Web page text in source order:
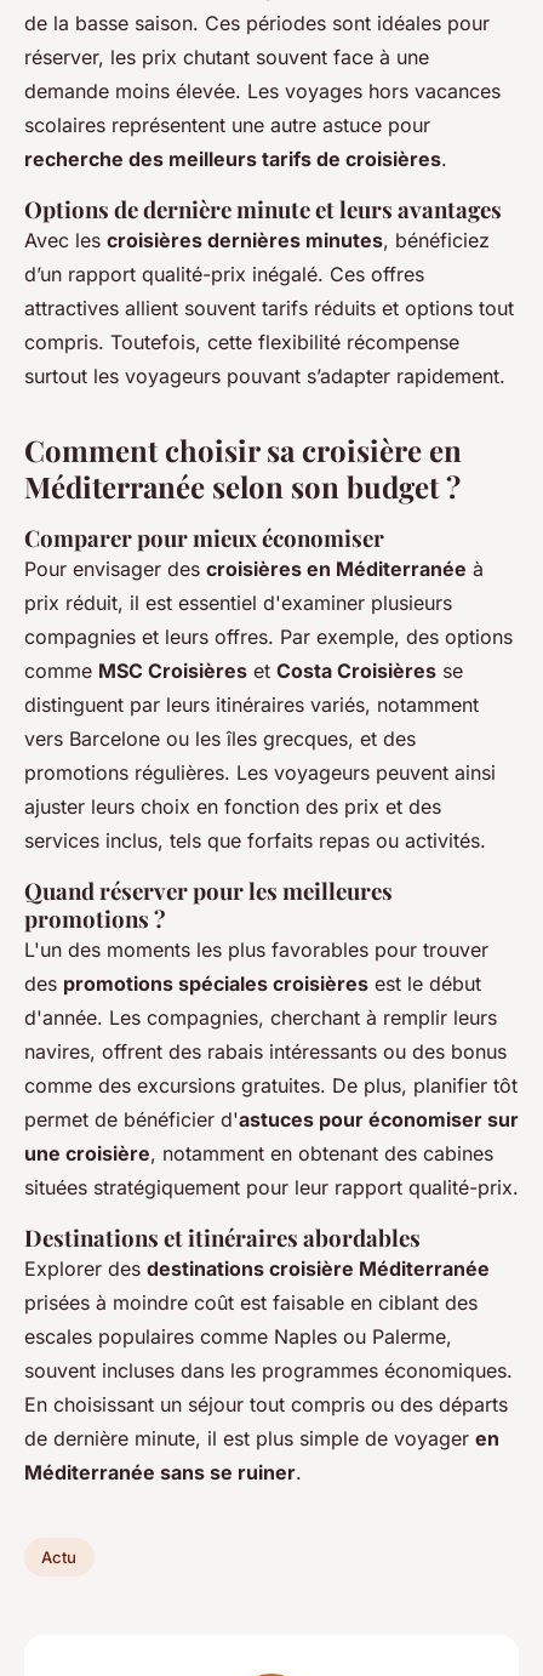
de la basse saison. Ces périodes sont idéales pour
réserver, les prix chutant souvent face à une
demande moins élevée. Les voyages hors vacances
scolaires représentent une autre astuce pour
recherche des meilleurs tarifs de croisières.
Options de dernière minute et leurs avantages
Avec les croisières dernières minutes, bénéficiez
d’un rapport qualité-prix inégalé. Ces offres
attractives allient souvent tarifs réduits et options tout
compris. Toutefois, cette flexibilité récompense
surtout les voyageurs pouvant s’adapter rapidement.
Commentchoisir sa croisière en
Méditerranée selon son budget ?
Comparer pour mieux économiser
Pour envisager des croisières en Méditerranée à
prix réduit, il est essentiel d'examiner plusieurs
compagnies et leurs offres. Par exemple, des options
comme MSC Croisières et Costa Croisières se
distinguent par leurs itinéraires variés, notamment
vers Barcelone ou les îles grecques, et des
promotions régulières. Les voyageurs peuvent ainsi
ajuster leurs choix en fonction des prix et des
services inclus, tels que forfaits repas ou activités.
Quand réserver pour les meilleures
promotions ?
L'un des moments les plus favorables pour trouver
des promotions spéciales croisières est le début
d'année. Les compagnies, cherchant à remplir leurs
navires, offrent des rabais intéressants ou des bonus
comme des excursions gratuites. De plus, planifier tôt
permet de bénéficier d'astuces pour économiser sur
une croisière, notamment en obtenant des cabines
situées stratégiquement pour leur rapport qualité-prix.
Destinations et itinéraires abordables
Explorer des destinations croisière Méditerranée
prisées à moindre coût est faisable en ciblant des
escales populaires comme Naples ou Palerme,
souvent incluses dans les programmes économiques.
En choisissant un séjour tout compris ou des départs
de dernière minute, il est plus simple de voyager en
Méditerranée sans se ruiner.
Actu